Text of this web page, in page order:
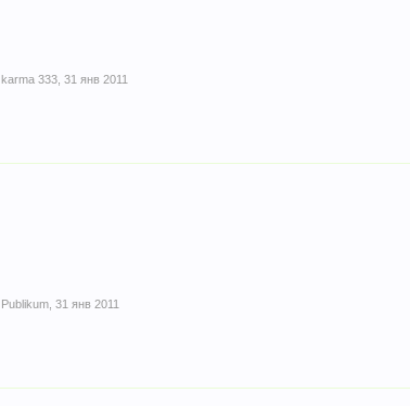
karma 333 31 янв 2011
Publikum 31 янв 2011